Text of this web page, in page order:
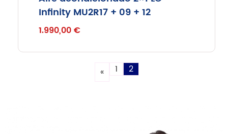
Infinity MU2R17 + 09 + 12
1.990,00€
« 1 2